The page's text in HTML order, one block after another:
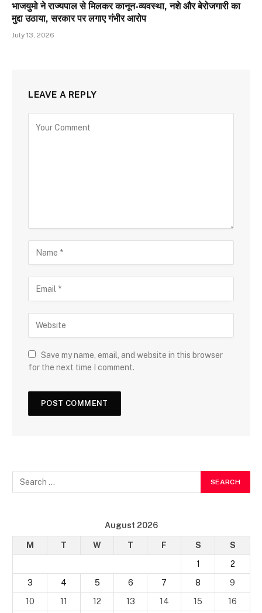
भाजयुमो ने राज्यपाल से मिलकर कानून-व्यवस्था, नशे और बेरोजगारी का
मुद्दा उठाया, सरकार पर लगाए गंभीर आरोप
July 13, 2026
LEAVE A REPLY
Save my name, email, and website in this browser
for the next time I comment.
August 2026
M T W T F S
S
1
2
3
4 5 6 7 8
9
10
11 12 13 14 15
16